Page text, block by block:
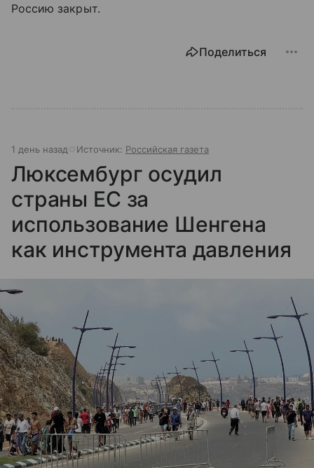
Россию закрыт.
Поделиться
1 день назад Источник: Российская газета
Люксембург осудил
страны ЕС за
использование Шенгена
как инструмента давления